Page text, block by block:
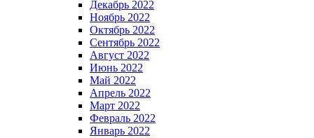
Декабрь 2022
Ноябрь 2022
Октябрь 2022
Сентябрь 2022
Август 2022
Июнь 2022
Май 2022
Апрель 2022
Март 2022
Февраль 2022
Январь 2022